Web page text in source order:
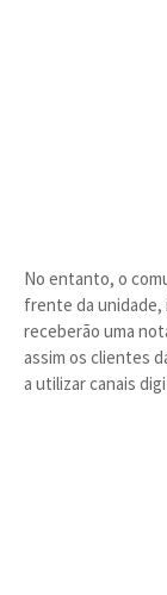
No entanto, o
frente da unidade,
receberão uma
assim os clientes
a utilizar canais